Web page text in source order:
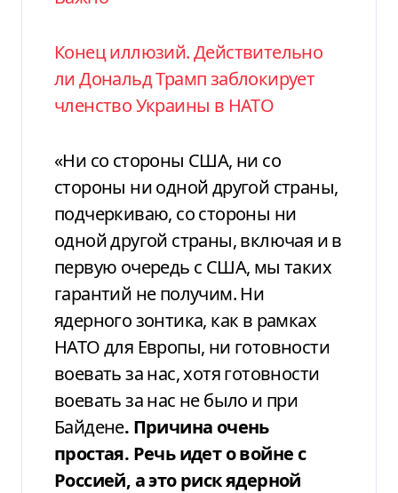
Конец иллюзий. Действительно
ли Дональд Трамп заблокирует
членство Украины в НАТО
«Ни со стороны США, ни со
стороны ни одной другой страны,
подчеркиваю, со стороны ни
одной другой страны, включая и в
первую очередь с США, мы таких
гарантий не получим. Ни
ядерного зонтика, как в рамках
НАТО для Европы, ни готовности
воевать за нас, хотя готовности
воевать за нас не было и при
Байдене. Причина очень
простая. Речь идет о войне с
Россией, а это риск ядерной